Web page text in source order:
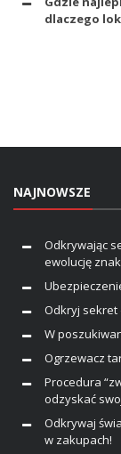
dlaczego
NAJNOWSZE
Odkrywając
ewolucję
Odkryj sekret
W
Ogrzewacz
Procedura
odzyskać
Odkrywaj
w zakupach!